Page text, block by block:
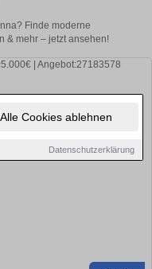
Alle Cookies ablehnen
Datenschutzerklärung
Finde moderne
& mehr – jetzt ansehen!